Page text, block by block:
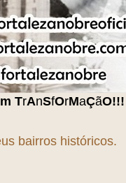
ãO!!!
bairros históricos.